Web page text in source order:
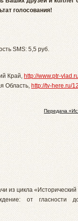
голосования!
SMS: 5,5 руб.
Край, http://www.ptr-
Область, http://tv-here.ru/
Передача
из цикла «Исторический
от гласности